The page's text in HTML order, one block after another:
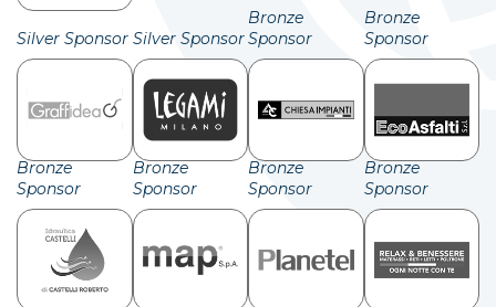
Silver Sponsor Silver Sponsor
Bronze
Sponsor
Bronze
Sponsor
Bronze
Sponsor
Bronze
Sponsor
Bronze
Sponsor
Bronze
Sponsor